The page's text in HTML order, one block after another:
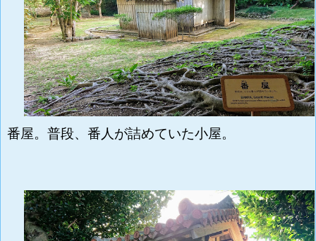
番屋。普段、番人が詰めていた小屋。